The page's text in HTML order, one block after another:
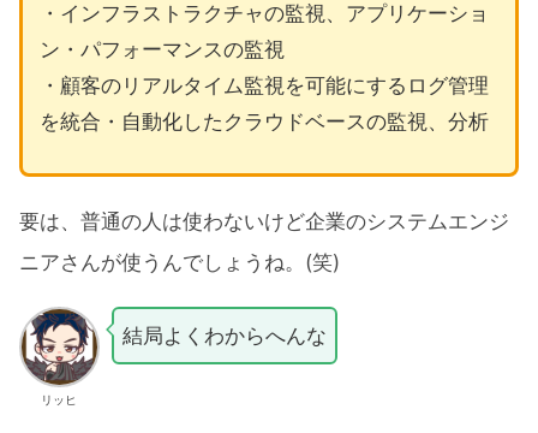
・インフラストラクチャの監視、アプリケーショ
ン・パフォーマンスの監視
・顧客のリアルタイム監視を可能にするログ管理
を統合・自動化したクラウドベースの監視、分析
要は、普通の人は使わないけど企業のシステムエンジ
ニアさんが使うんでしょうね。(笑)
リッヒ
結局よくわからへんな